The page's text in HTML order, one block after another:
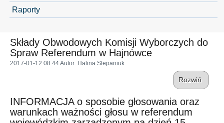
Raporty
Składy Obwodowych Komisji Wyborczych do
Spraw Referendum w Hajnówce
2017-01-12 08:44Autor: Halina Stepaniuk
Rozwiń
INFORMACJA o sposobie głosowania oraz
warunkach ważności głosu w referendum